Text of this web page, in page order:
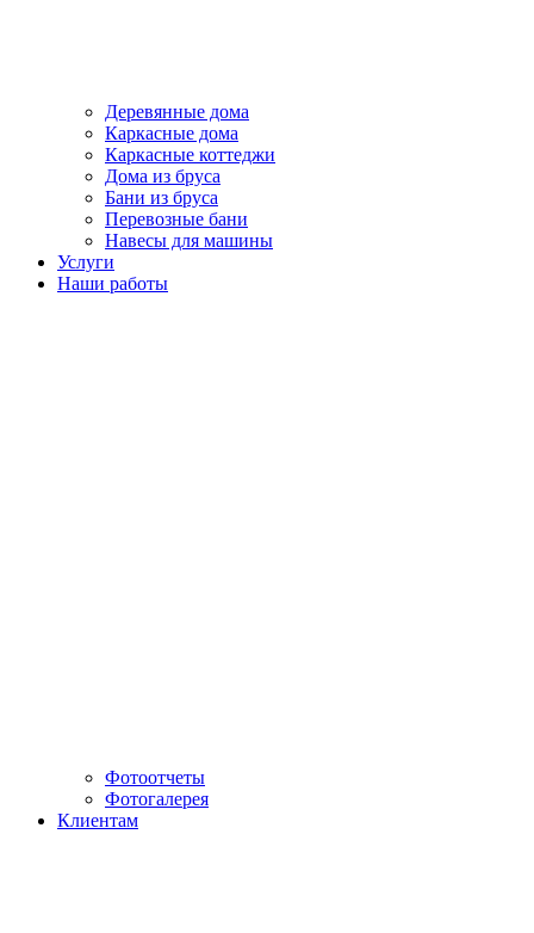
Деревянные дома
Каркасные дома
Каркасные коттеджи
Дома из бруса
Бани из бруса
Перевозные бани
Навесы для машины
Услуги
Наши работы
Фотоотчеты
Фотогалерея
Клиентам